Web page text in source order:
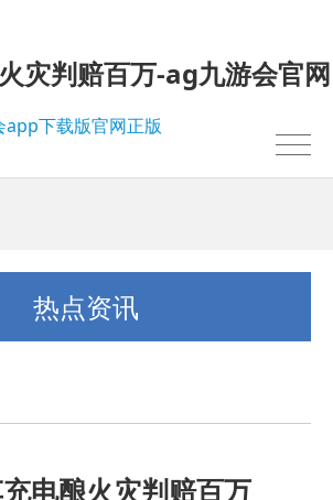
灾判赔百万-ag九游会官网
下载版官网正版
热点资讯
电酿火灾判赔百万